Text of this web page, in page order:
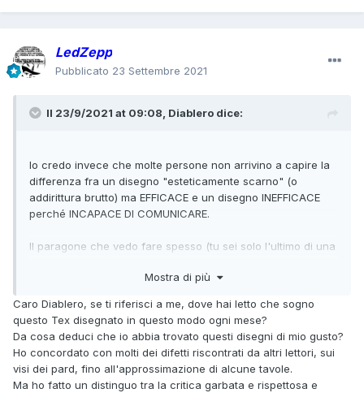
LedZepp
Pubblicato 23 Settembre 2021
Il 23/9/2021 at 09:08, Diablero dice:
Io credo invece che molte persone non arrivino a capire la
differenza fra un disegno "esteticamente scarno" (o
addirittura brutto) ma EFFICACE e un disegno INEFFICACE
perché INCAPACE DI COMUNICARE.
Il paragone che vedo fare spesso (tu sei solo l'ultimo di una
(che dovevano andare in fretta e pensare al sodo) e certi
quadretti (producendo magari pochissimo) e comunicando
ancora meno, con tavole che non trasmettono nulla ma
hanno tutte le colonnine doriche dettagliate, mi fa pensare
che sia più il prosciutto che finisce sugli occhi che quello
che finisce nello stomaco.
Mostra di più
Caro Diablero, se ti riferisci a me, dove hai letto che sogno
questo Tex disegnato in questo modo ogni mese?
Da cosa deduci che io abbia trovato questi disegni di mio gusto?
Ho concordato con molti dei difetti riscontrati da altri lettori, sui
visi dei pard, fino all'approssimazione di alcune tavole.
Ma ho fatto un distinguo tra la critica garbata e rispettosa e